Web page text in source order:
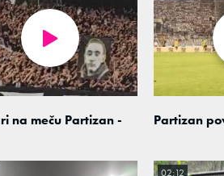
na meču Partizan -
Partizan
02:12